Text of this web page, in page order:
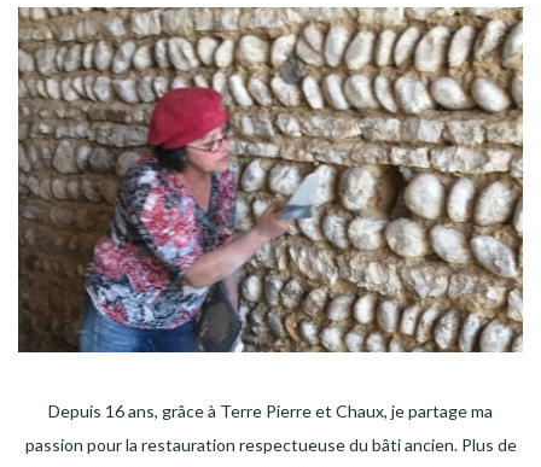
Depuis 16 ans, grâce à Terre Pierre et Chaux, je partage ma
passion pour la restauration respectueuse du bâti ancien. Plus de